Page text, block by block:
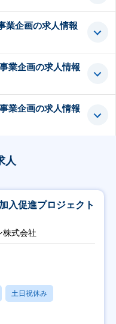
業企画の求人情報
業企画の求人情報
業企画の求人情報
人
入促進プロジェクト
株式会社
土日祝休み